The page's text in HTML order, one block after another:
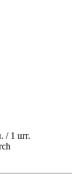
/ 1 шт.